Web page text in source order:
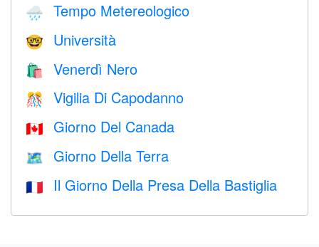
🌧 Tempo Metereologico
🤓 Università
🛍 Venerdì Nero
🎊 Vigilia Di Capodanno
🇨🇦 Giorno Del Canada
🗺️ Giorno Della Terra
🇫🇷 Il Giorno Della Presa Della Bastiglia